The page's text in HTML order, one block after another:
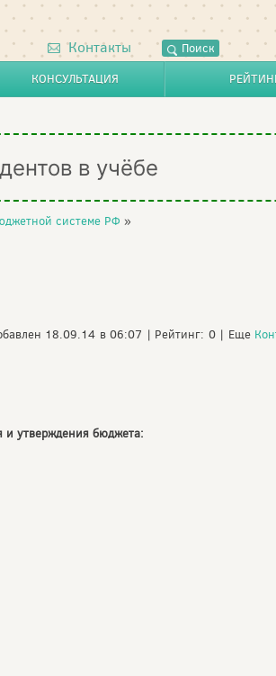
Контакты
Поиск
КОНСУЛЬТАЦИЯ
в учёбе
системе РФ »
18.09.14 в 06:07 | Рейтинг: 0 | Еще
и утверждения бюджета: